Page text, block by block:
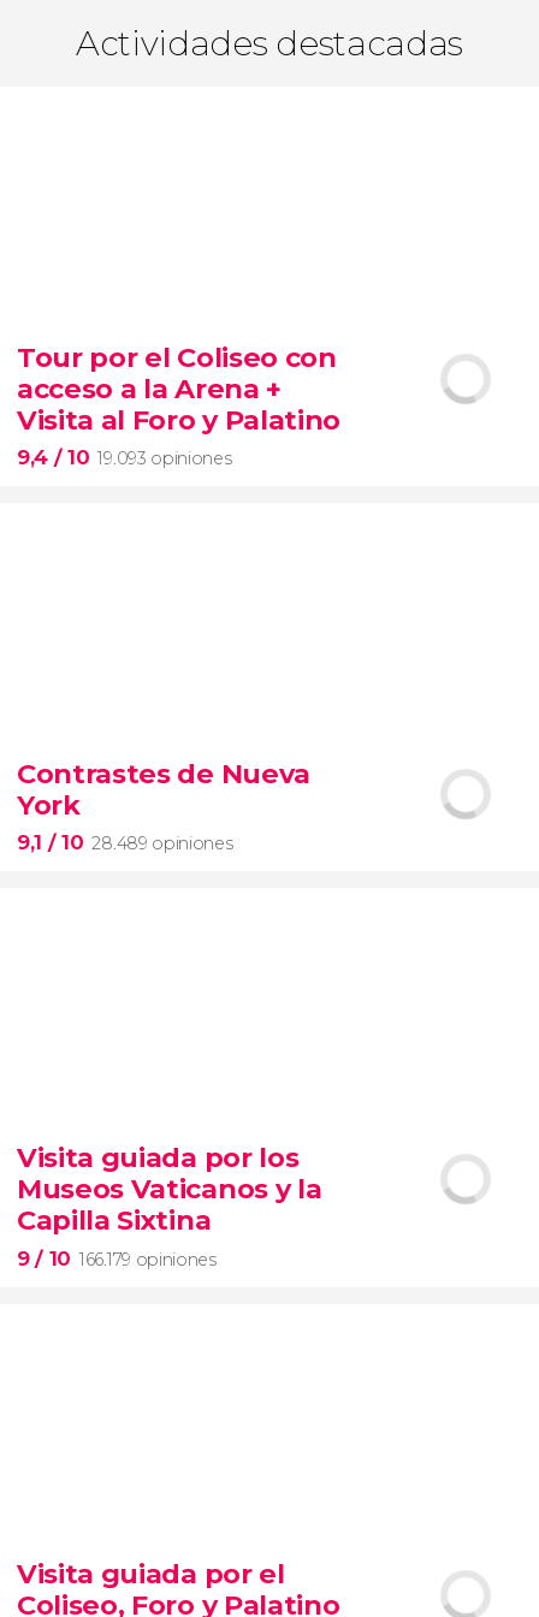
Actividades destacadas
Tour por el Coliseo con
acceso a la Arena +
Visita al Foro y Palatino
9,4 / 10 19.093 opiniones
Arena de gladiadores
visita del
Coliseo Romano
el Foro y el
Contrastes de Nueva
York
9,1 / 10 28.489 opiniones
Contrastes de Nueva York
barrios de Queens, el Bronx y Brooklyn
Visita guiada por los
Museos Vaticanos y la
Capilla Sixtina
9/ 10 166.179 opiniones
visita guiada por los Museos Vaticanos y la Capilla
Sixtina
Visita guiada por el
Coliseo, Foro y Palatino